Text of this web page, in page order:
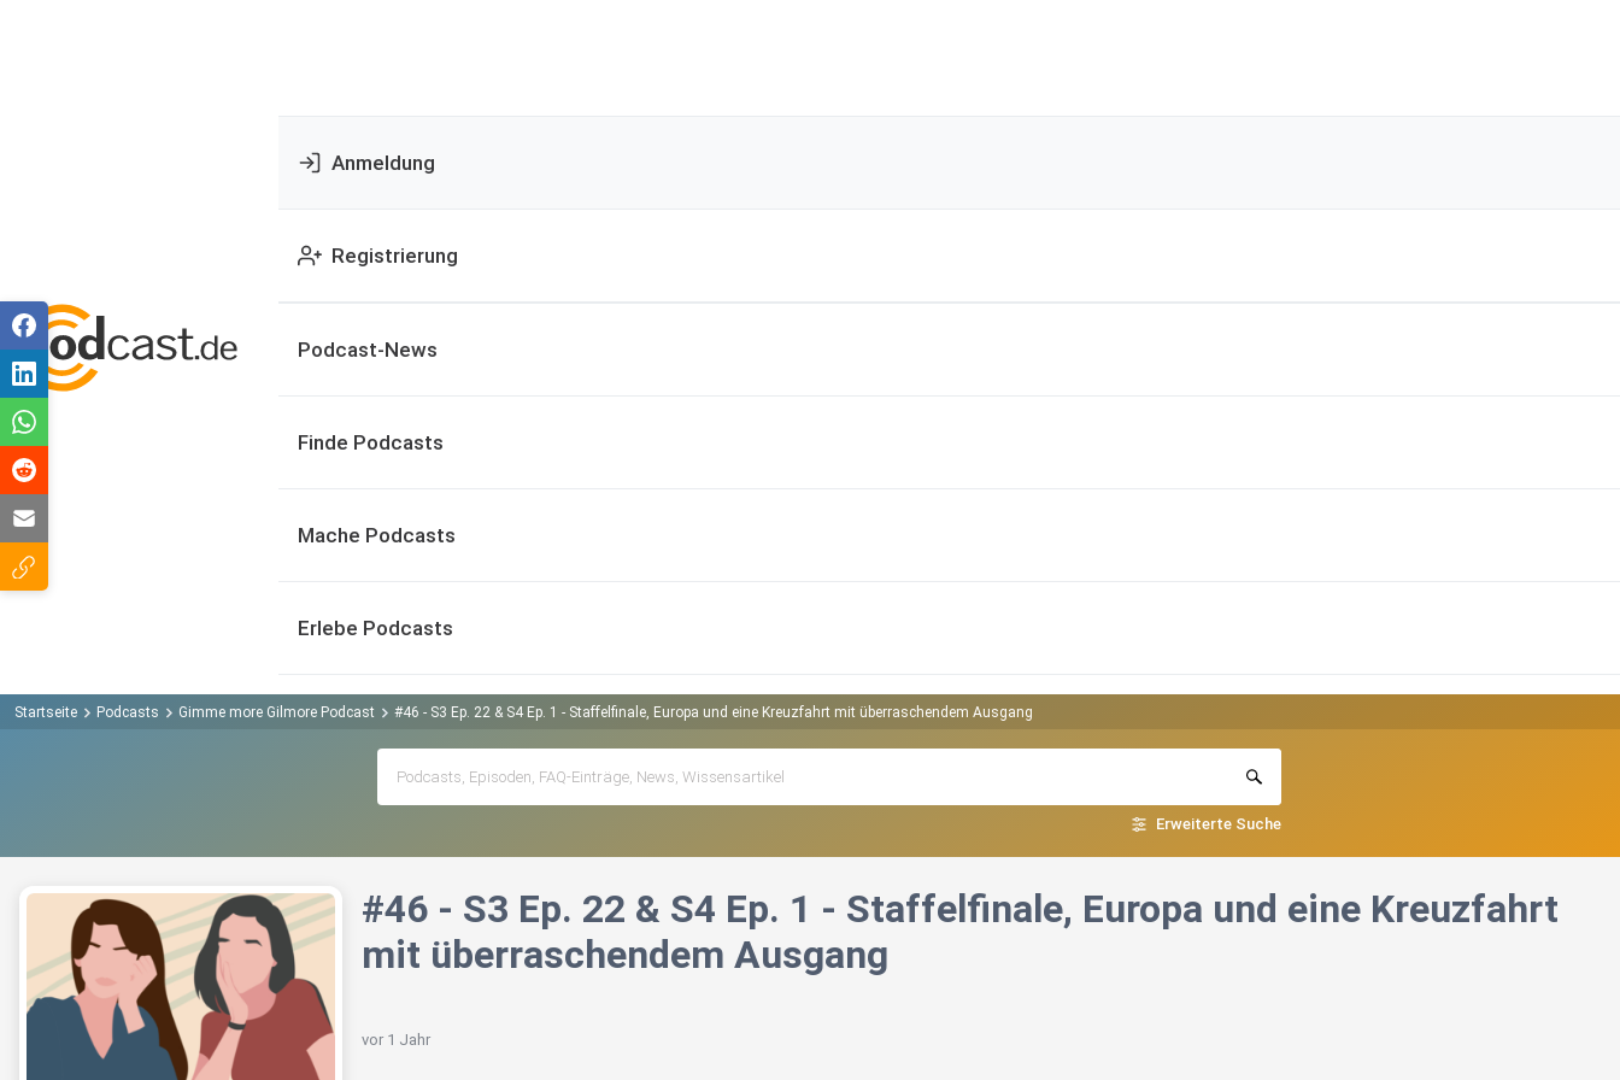
Anmeldung
Registrierung
Podcast-News
Finde Podcasts
Mache Podcasts
Erlebe Podcasts
Startseite Podcasts Gimme more Gilmore Podcast #46 - S3 Ep. 22 & S4 Ep. 1 - Staffelfinale, Europa und eine Kreuzfahrt mit überraschendem Ausgang
Erweiterte Suche
#46 - S3 Ep. 22 & S4 Ep. 1 - Staffelfinale, Europa und eine Kreuzfahrt
mit überraschendem Ausgang
vor 1 Jahr